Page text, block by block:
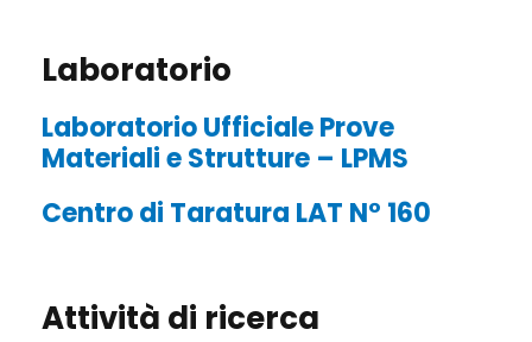
Laboratorio
Laboratorio Ufficiale Prove
Materiali e Strutture – LPMS
Centro di Taratura LAT N° 160
Attività di ricerca